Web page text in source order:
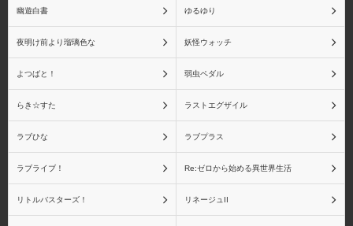
キャラアニ キューズQ
京都アニメーション
グッドスマイルカンパニ
ー
幽遊白書 ゆるゆり
夜明け前より瑠璃色な 妖怪ウォッチ
よつばと！ 弱虫ペダル
らき☆すた ラストエグザイル
ラブひな ラブプラス
ラブライブ！ Re:ゼロから始める異世界生活
リトルバスターズ！ リネージュII